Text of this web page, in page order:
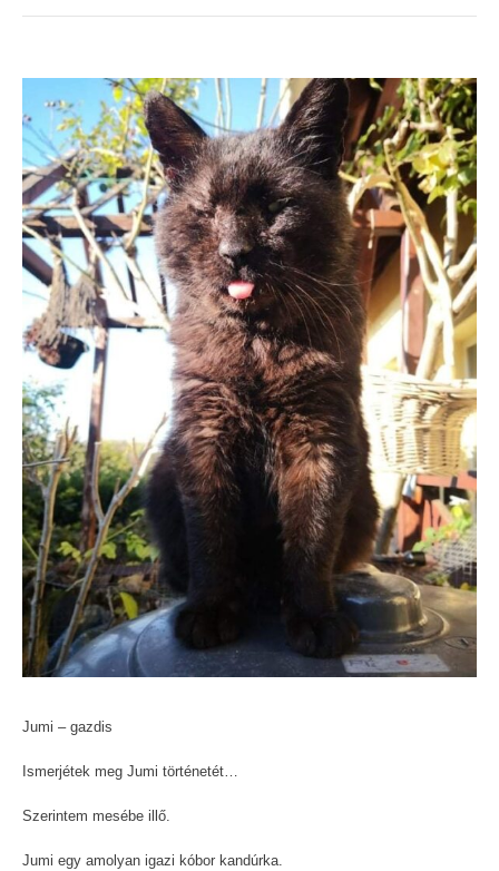
Jumi – gazdis
Ismerjétek meg Jumi történetét…
Szerintem mesébe illő.
Jumi egy amolyan igazi kóbor kandúrka.